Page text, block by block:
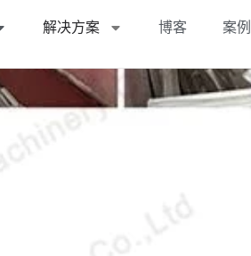
解决方案 博客 案例